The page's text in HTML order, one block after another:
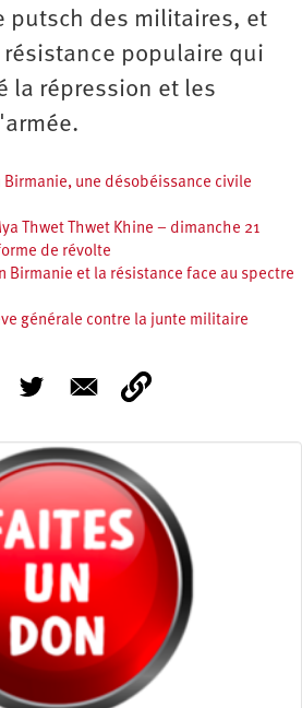
putsch des militaires, et
populaire qui
la répression et les
Birmanie, une désobéissance civile
Thwet Thwet Khine – dimanche 21
de révolte
Birmanie et la résistance face au spectre
générale contre la junte militaire